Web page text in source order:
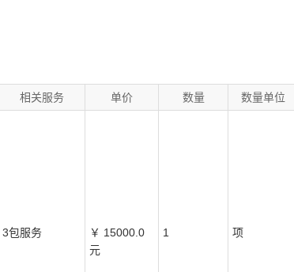
相关服务 单价 数量 数量单位
3包服务 ￥ 15000.0
元
1 项